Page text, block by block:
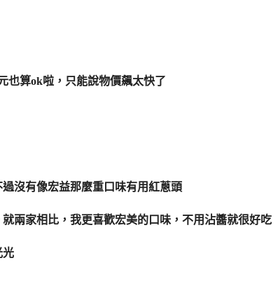
也算ok啦，只能說物價飆太快了
沒有像宏益那麼重口味有用紅蔥頭
兩家相比，我更喜歡宏美的口味，不用沾醬就很好吃
光